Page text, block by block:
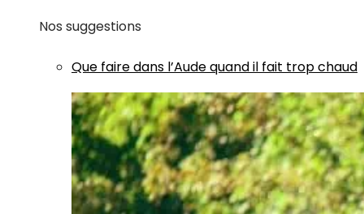
Nos suggestions
Que faire dans l’Aude quand il fait trop chaud